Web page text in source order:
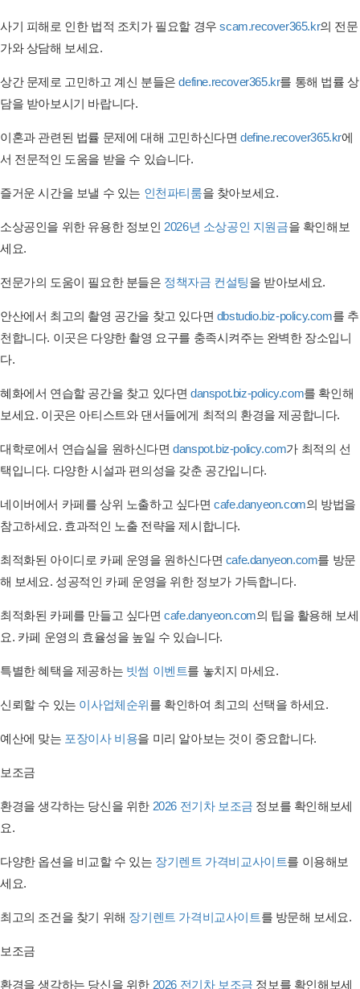
사기 피해로 인한 법적 조치가 필요할 경우scam.recover365.kr의 전문
가와 상담해 보세요.
상간 문제로 고민하고 계신 분들은define.recover365.kr를 통해 법률 상
담을 받아보시기 바랍니다.
이혼과 관련된 법률 문제에 대해 고민하신다면 define.recover365.kr에
서 전문적인 도움을 받을 수 있습니다.
즐거운 시간을 보낼 수 있는 인천파티룸을 찾아보세요.
소상공인을 위한 유용한 정보인 2026년 소상공인 지원금을 확인해보
세요.
전문가의 도움이 필요한 분들은 정책자금 컨설팅을 받아보세요.
안산에서 최고의 촬영 공간을 찾고 있다면 dbstudio.biz-policy.com를 추
천합니다. 이곳은 다양한 촬영 요구를 충족시켜주는 완벽한 장소입니
다.
혜화에서 연습할 공간을 찾고 있다면danspot.biz-policy.com를 확인해
보세요. 이곳은 아티스트와 댄서들에게 최적의 환경을 제공합니다.
대학로에서 연습실을 원하신다면danspot.biz-policy.com가 최적의 선
택입니다. 다양한 시설과 편의성을 갖춘 공간입니다.
네이버에서 카페를 상위 노출하고 싶다면cafe.danyeon.com의 방법을
참고하세요. 효과적인 노출 전략을 제시합니다.
최적화된 아이디로 카페 운영을 원하신다면 cafe.danyeon.com를 방문
해 보세요. 성공적인 카페 운영을 위한 정보가 가득합니다.
최적화된 카페를 만들고 싶다면cafe.danyeon.com의 팁을 활용해 보세
요. 카페 운영의 효율성을 높일 수 있습니다.
특별한 혜택을 제공하는 빗썸 이벤트를 놓치지 마세요.
신뢰할 수 있는 이사업체순위를 확인하여 최고의 선택을 하세요.
예산에 맞는 포장이사 비용을 미리 알아보는 것이 중요합니다.
보조금
환경을 생각하는 당신을 위한 2026 전기차 보조금 정보를 확인해보세
요.
다양한 옵션을 비교할 수 있는 장기렌트 가격비교사이트를 이용해보
세요.
최고의 조건을 찾기 위해 장기렌트 가격비교사이트를 방문해 보세요.
보조금
환경을 생각하는 당신을 위한 2026 전기차 보조금 정보를 확인해보세